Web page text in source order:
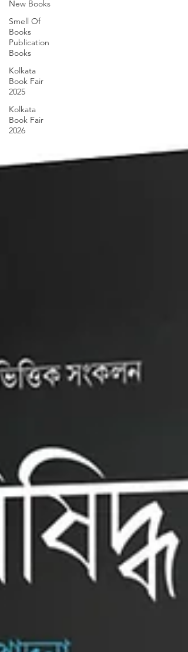
New Books
Smell Of
Books
Publication
Books
Kolkata
Book Fair
2025
Kolkata
Book Fair
2026